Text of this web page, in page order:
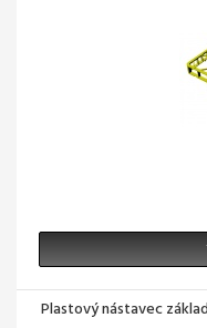
Plastový nástavec